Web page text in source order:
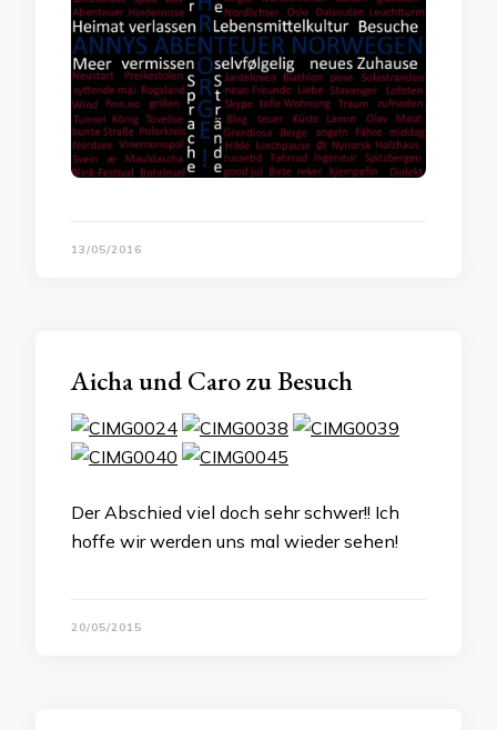
13/05/2016
Aicha und Caro zu Besuch
Der Abschied viel doch sehr schwer!! Ich
hoffe wir werden uns mal wieder sehen!
20/05/2015